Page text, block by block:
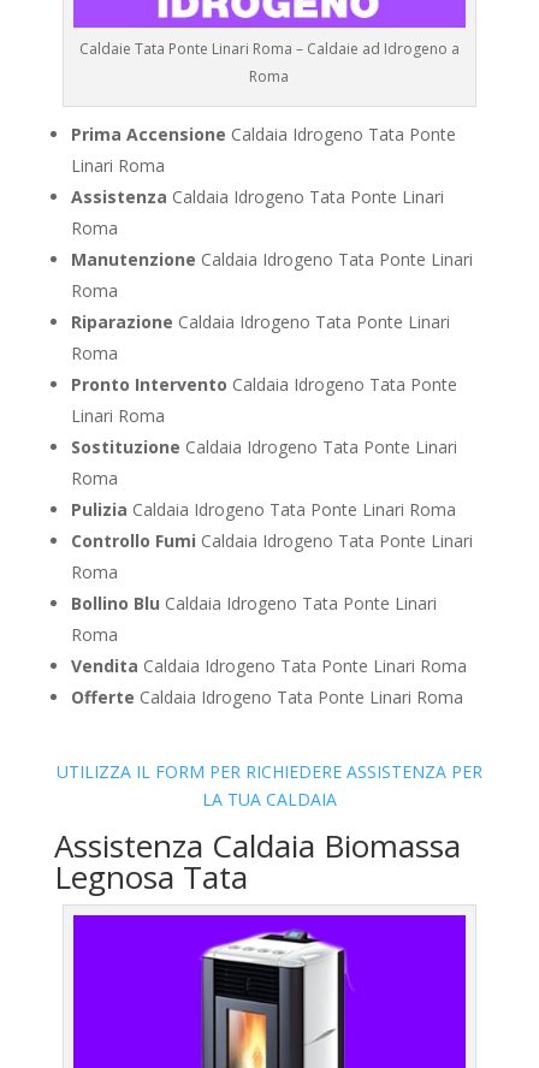
Caldaie Tata Ponte Linari Roma – Caldaie ad Idrogeno a
Roma
Prima Accensione Caldaia Idrogeno Tata Ponte
Linari Roma
Assistenza Caldaia Idrogeno Tata Ponte Linari
Roma
Manutenzione Caldaia Idrogeno Tata Ponte Linari
Roma
Riparazione Caldaia Idrogeno Tata Ponte Linari
Roma
Pronto Intervento Caldaia Idrogeno Tata Ponte
Linari Roma
Sostituzione Caldaia Idrogeno Tata Ponte Linari
Roma
Pulizia Caldaia Idrogeno Tata Ponte Linari Roma
Controllo Fumi Caldaia Idrogeno Tata Ponte Linari
Roma
Bollino Blu Caldaia Idrogeno Tata Ponte Linari
Roma
Vendita Caldaia Idrogeno Tata Ponte Linari Roma
Offerte Caldaia Idrogeno Tata Ponte Linari Roma
UTILIZZA IL FORM PER RICHIEDERE ASSISTENZA PER
LA TUA CALDAIA
Assistenza Caldaia Biomassa
Legnosa Tata